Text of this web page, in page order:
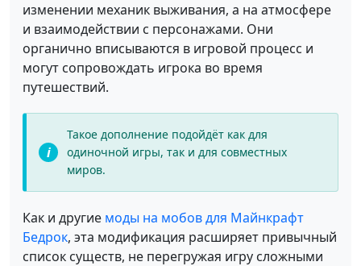
изменении механик выживания, а на атмосфере
и взаимодействии с персонажами. Они
органично вписываются в игровой процесс и
могут сопровождать игрока во время
путешествий.
Такое дополнение подойдёт как для
одиночной игры, так и для совместных
миров.
Как и другие моды на мобов для Майнкрафт
Бедрок, эта модификация расширяет привычный
список существ, не перегружая игру сложными